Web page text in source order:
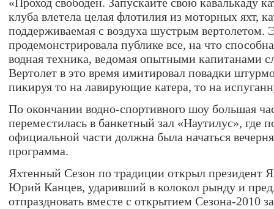
клуба влетела целая флотилия из моторных яхт,
поддерживаемая с воздуха шустрым вертолетом.
продемонстрировала публике все, на что
водная техника, ведомая опытными капитанами
Вертолет в это время имитировал повадки
пикируя то на лавирующие катера, то на
По окончании водно-спортивного шоу большая
переместилась в банкетный зал «Наутилус», где
официальной части должна была начаться
программа.
Яхтенный Сезон по традиции открыл президент
Юрий Канцев, ударивший в колокол рынду и
отпраздновать вместе с открытием Сезона-2010